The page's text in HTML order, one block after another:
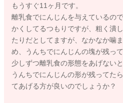
もうすぐ11ヶ月です。
離乳食でにんじんを与えているの
かくしてるつもりですが、粗く潰
たりだとしてますが、なかなか噛
め、うんちでにんじんの塊が残って
少しずつ離乳食の形態をあげない
うんちでにんじんの形が残ってた
てあげる方が良いのでしょうか？